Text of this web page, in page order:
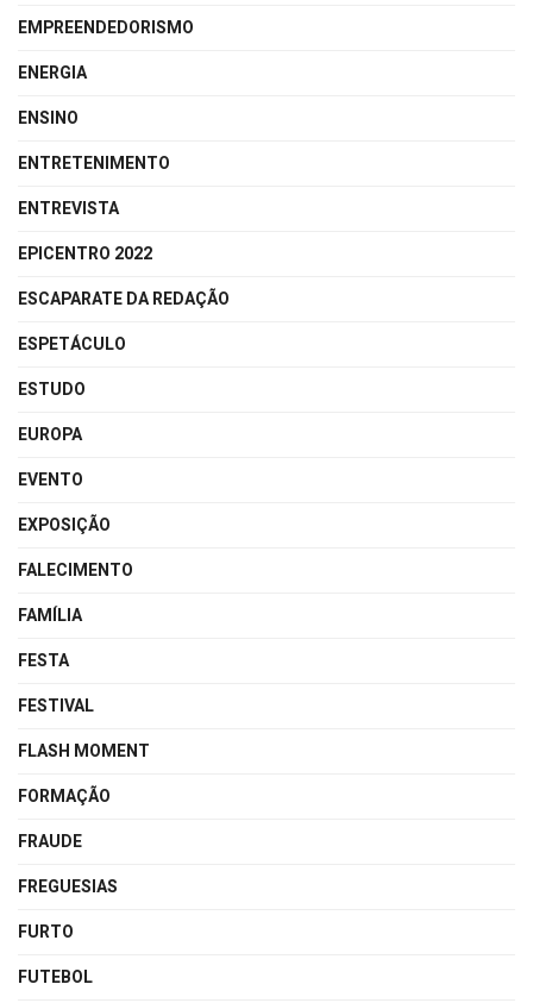
EMPREENDEDORISMO
ENERGIA
ENSINO
ENTRETENIMENTO
ENTREVISTA
EPICENTRO 2022
ESCAPARATE DA REDAÇÃO
ESPETÁCULO
ESTUDO
EUROPA
EVENTO
EXPOSIÇÃO
FALECIMENTO
FAMÍLIA
FESTA
FESTIVAL
FLASH MOMENT
FORMAÇÃO
FRAUDE
FREGUESIAS
FURTO
FUTEBOL